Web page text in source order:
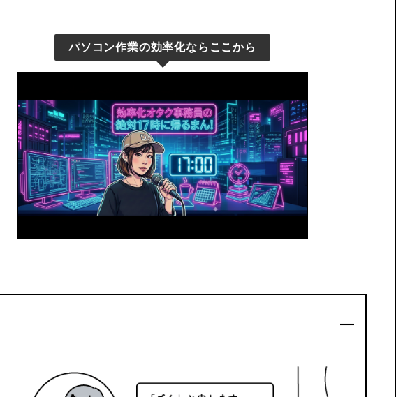
パソコン作業の効率化ならここから